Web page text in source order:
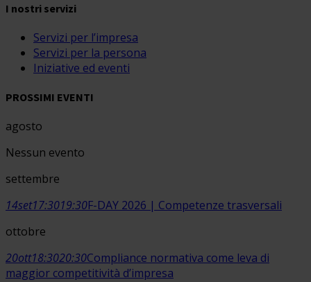
I nostri servizi
Servizi per l’impresa
Servizi per la persona
Iniziative ed eventi
PROSSIMI EVENTI
agosto
Nessun evento
settembre
14set17:3019:30F-DAY 2026 | Competenze trasversali
ottobre
20ott18:3020:30Compliance normativa come leva di
maggior competitività d’impresa